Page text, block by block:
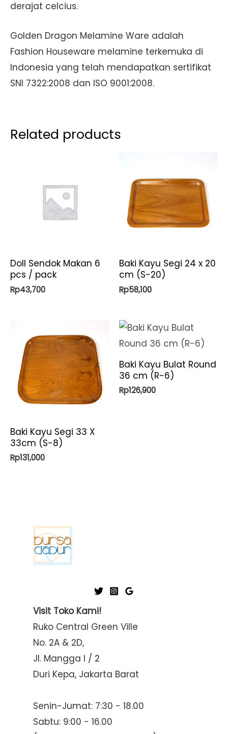
derajat celcius.
Golden Dragon Melamine Ware adalah
Fashion Houseware melamine terkemuka di
Indonesia yang telah mendapatkan sertifikat
SNI 7322:2008 dan ISO 9001:2008.
Related products
Doll Sendok Makan 6
pcs / pack
Rp43,700
Baki Kayu Segi 24 x 20
cm (S-20)
Rp58,100
Baki Kayu Segi 33 X
33cm (S-8)
Rp131,000
Baki Kayu Bulat Round
36 cm (R-6)
Rp126,900
Visit Toko Kami!
Ruko Central Green Ville
No. 2A & 2D,
Jl. Mangga I / 2
Duri Kepa, Jakarta Barat
Senin-Jumat: 7:30 - 18.00
Sabtu: 9:00 - 16.00